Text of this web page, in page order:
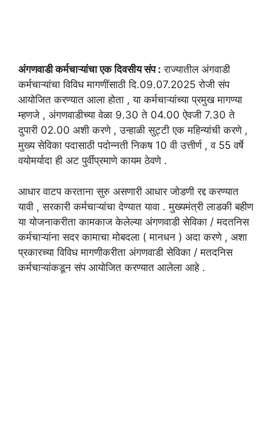
अंगणवाडी कर्मचाऱ्यांचा एक दिवसीय संप : राज्यातील अंगवाडी
कर्मचाऱ्यांचा विविध मागणींसाठी दि.09.07.2025 रोजी संप
आयोजित करण्यात आला होता , या कर्मचाऱ्यांच्या प्रमुख मागण्या
म्हणजे , अंगणवाडीच्या वेळा 9.30 ते 04.00 ऐवजी 7.30 ते
दुपारी 02.00 अशी करणे , उन्हाळी सुट्टी एक महिन्यांची करणे ,
मुख्य सेविका पदासाठी पदोन्नती निकष 10 वी उत्तीर्ण , व 55 वर्षे
वयोमर्यादा ही अट पुर्वीप्रमाणे कायम ठेवणे .
आधार वाटप करताना सुरु असणारी आधार जोडणी रद्द करण्यात
यावी , सरकारी कर्मचाऱ्यांचा देण्यात यावा . मुख्यमंत्री लाडकी बहीण
या योजनाकरीता कामकाज केलेल्या अंगणवाडी सेविका / मदतनिस
कर्मचाऱ्यांना सदर कामाचा मोबदला ( मानधन ) अदा करणे , अशा
प्रकारच्या विविध मागणीकरीता अंगणवाडी सेविका / मतदनिस
कर्मचाऱ्यांकडून संप आयोजित करण्यात आलेला आहे .